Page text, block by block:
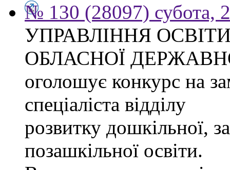
№ 130 (28097) субота,
УПРАВЛІННЯ
ОБЛАСНОЇ
оголошує конкурс на
спеціаліста відділу
розвитку дошкільної,
позашкільної освіти.